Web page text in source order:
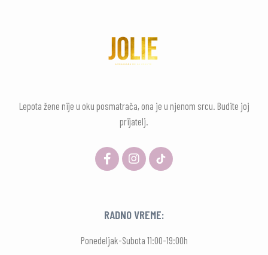
Lepota žene nije u oku posmatrača, ona je u njenom srcu. Budite joj
prijatelj.
RADNO VREME:
Ponedeljak-Subota 11:00-19:00h